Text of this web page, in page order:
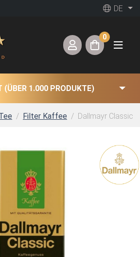
DE
0
(ÜBER 1.000 PRODUKTE)
Filter Kaffee Dallmayr Classic